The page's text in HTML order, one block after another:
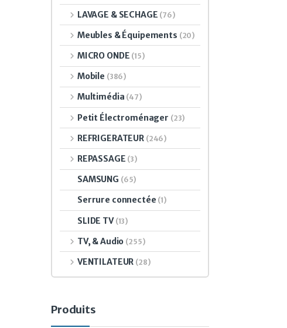
LAVAGE & SECHAGE (76)
Meubles & Équipements (20)
MICRO ONDE (15)
Mobile (386)
Multimédia (47)
Petit Électroménager (23)
REFRIGERATEUR (246)
REPASSAGE (3)
SAMSUNG (65)
Serrure connectée (1)
SLIDE TV (13)
TV, & Audio (255)
VENTILATEUR (28)
Produits